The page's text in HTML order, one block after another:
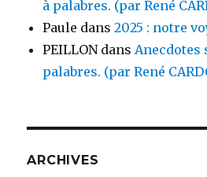
à palabres. (par René
Paule dans2025 : notre
PEILLONdans Anecdotes
palabres. (par René
ARCHIVES